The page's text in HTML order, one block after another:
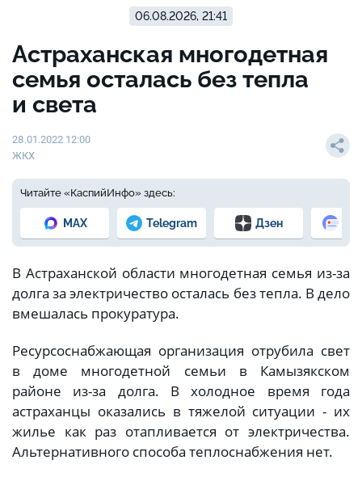
06.08.2026, 21:41
Астраханская многодетная
семья осталась без тепла
и света
28.01.2022 12:00
ЖКХ
Читайте «КаспийИнфо» здесь:
MAX Telegram Дзен
В Астраханской области многодетная семья из-за
долга за электричество осталась без тепла. В дело
вмешалась прокуратура.
Ресурсоснабжающая организация отрубила свет
в доме многодетной семьи в Камызякском
районе из-за долга. В холодное время года
астраханцы оказались в тяжелой ситуации - их
жилье как раз отапливается от электричества.
Альтернативного способа теплоснабжения нет.